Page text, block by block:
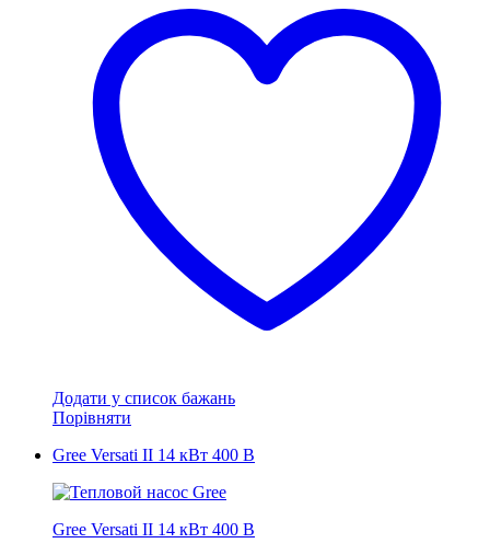
Додати у список бажань
Порівняти
Gree Versati II 14 кВт 400 В
Gree Versati II 14 кВт 400 В